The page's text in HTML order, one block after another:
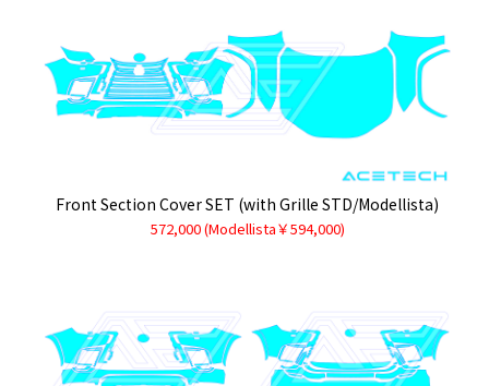
Front Section Cover SET (with Grille STD/Modellista)
572,000 (Modellista￥594,000)